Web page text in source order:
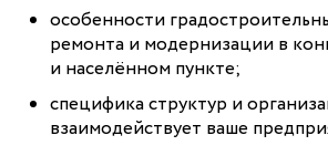
особенности
ремонта и модернизации в
и населённом пункте;
специфика структур и
взаимодействует ваше